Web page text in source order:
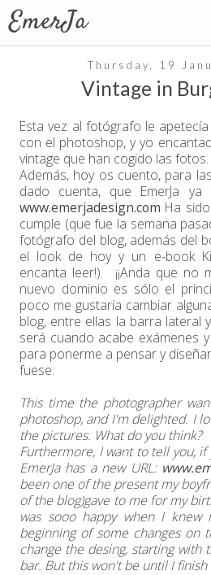
Thursday, 19
Vintage in
Esta vez al fotógrafo le
con el photoshop, y yo
vintage que han cogido las
Además, hoy os cuento, para
dado cuenta, que EmerJa
www.emerjadesign.com Ha
cumple (que fue la semana
fotógrafo del blog, además del
el look de hoy y un e-book
encanta leer!). ¡¡Anda que no
nuevo dominio es sólo el
poco me gustaría cambiar
blog, entre ellas la barra lateral
será cuando acabe exámenes
para ponerme a pensar y
fuese.
This time the photographer
photoshop, and I'm delighted. I
the pictures. What do you think?
Furthermore, I want to tell you,
EmerJa has a new URL:
been one of the present my
of the blog)gave to me for my
was sooo happy when I
beginning of some changes on
change the desing, starting with
bar. But this won't be until I